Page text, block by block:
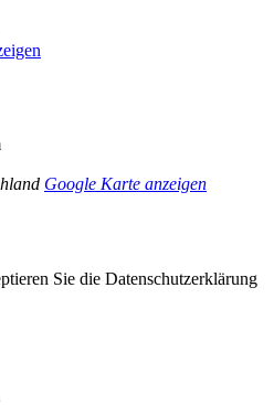
Google Karte anzeigen
Sie die Datenschutzerklärung